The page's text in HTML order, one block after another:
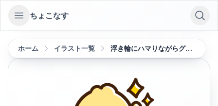
Open sidebar
ちょこなす
ホーム イラスト一覧 浮き輪にハマりながらグッドポーズをするひよこ